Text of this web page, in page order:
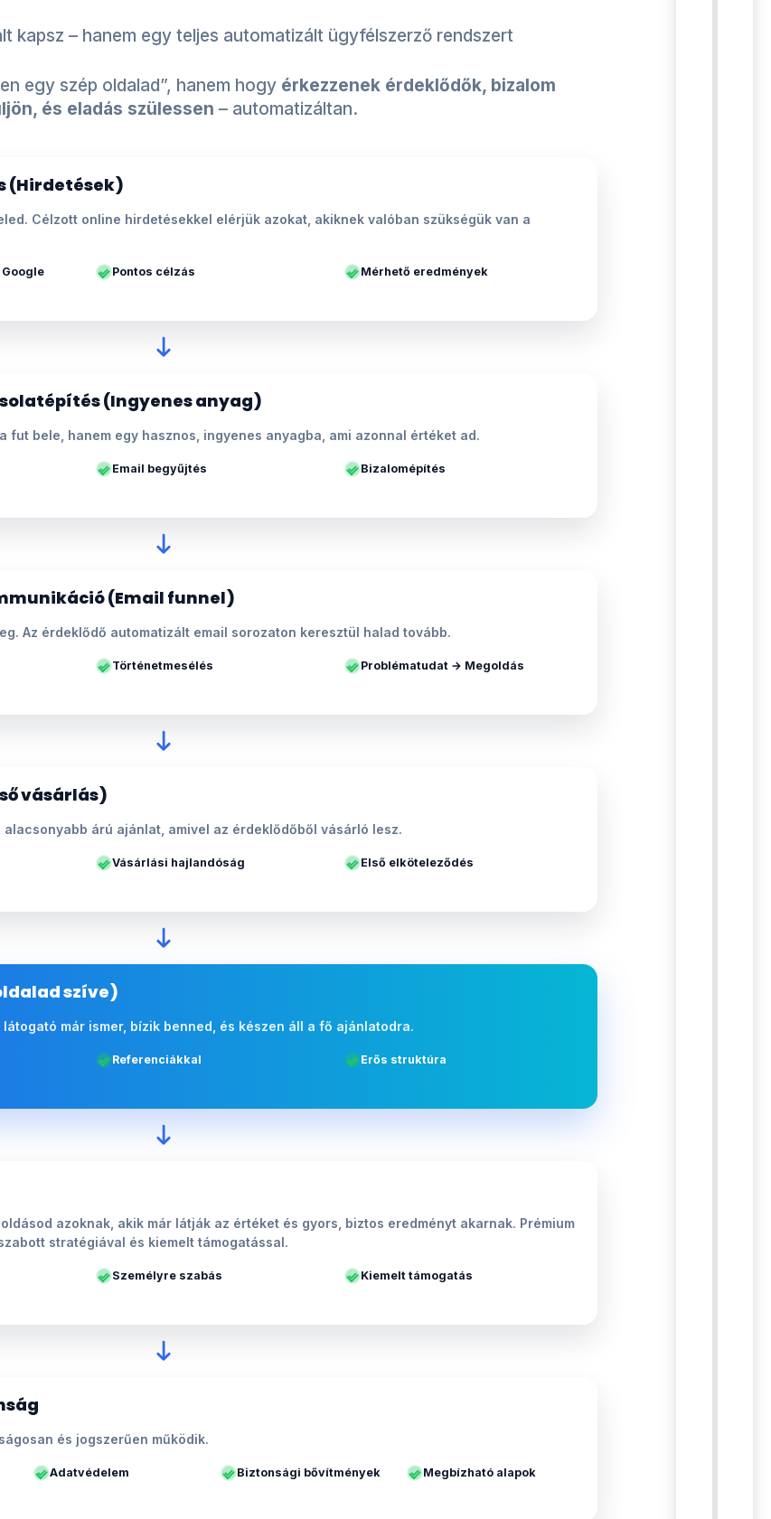
kapsz – hanem egy teljes automatizált ügyfélszerző rendszert
egy szép oldalad”, hanem hogy érkezzenek érdeklődők, bizalom
és eladás szülessen – automatizáltan.
(Hirdetések)
Célzott online hirdetésekkel elérjük azokat, akiknek valóban szükségük van a
Pontos célzás Mérhető eredmények
(Ingyenes anyag)
fut bele, hanem egy hasznos, ingyenes anyagba, ami azonnal értéket ad.
Email begyűjtés Bizalomépítés
(Email funnel)
Az érdeklődő automatizált email sorozaton keresztül halad tovább.
Történetmesélés Problématudat → Megoldás
vásárlás)
alacsonyabb árú ajánlat, amivel az érdeklődőből vásárló lesz.
Vásárlási hajlandóság Első elköteleződés
szíve)
már ismer, bízik benned, és készen áll a fő ajánlatodra.
Referenciákkal Erős struktúra
azoknak, akik már látják az értéket és gyors, biztos eredményt akarnak. Prémium
stratégiával és kiemelt támogatással.
Személyre szabás Kiemelt támogatás
és jogszerűen működik.
Adatvédelem Biztonsági bővítmények Megbízható alapok